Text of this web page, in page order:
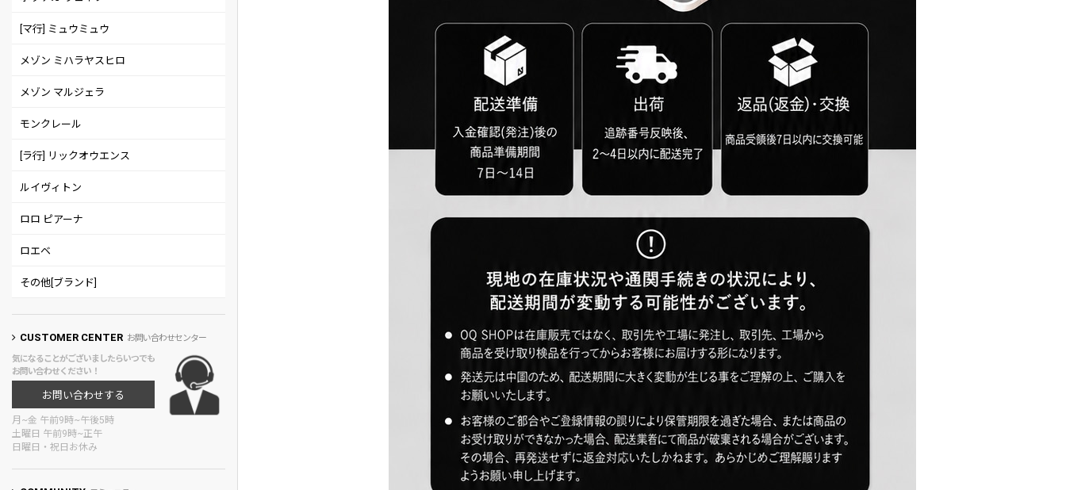
[マ行] ミュウミュウ
メゾン ミハラヤスヒロ
メゾン マルジェラ
モンクレール
[ラ行] リックオウエンス
ルイヴィトン
ロロ ピアーナ
ロエベ
その他[ブランド]
CUSTOMER CENTER お問い合わせセンター
気になることがございましたらいつでも
お問い合わせください！
お問い合わせする
月~金 午前9時~午後5時
土曜日 午前9時~正午
日曜日・祝日お休み